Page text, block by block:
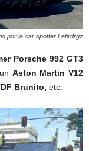
por la car spotter Letirdrgz
Porsche 992 GT3
Aston Martin V12
Brunito, etc.